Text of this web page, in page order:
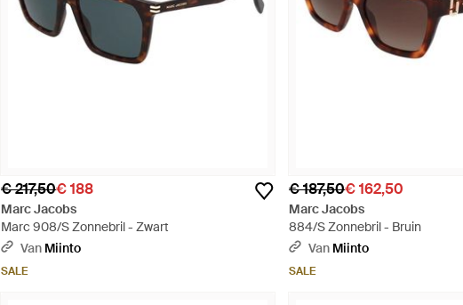
€ 217,50€ 188
Marc Jacobs
Marc 908/S Zonnebril - Zwart
Van Miinto
SALE
€ 187,50€ 162,50
Marc Jacobs
884/S Zonnebril - Bruin
Van Miinto
SALE